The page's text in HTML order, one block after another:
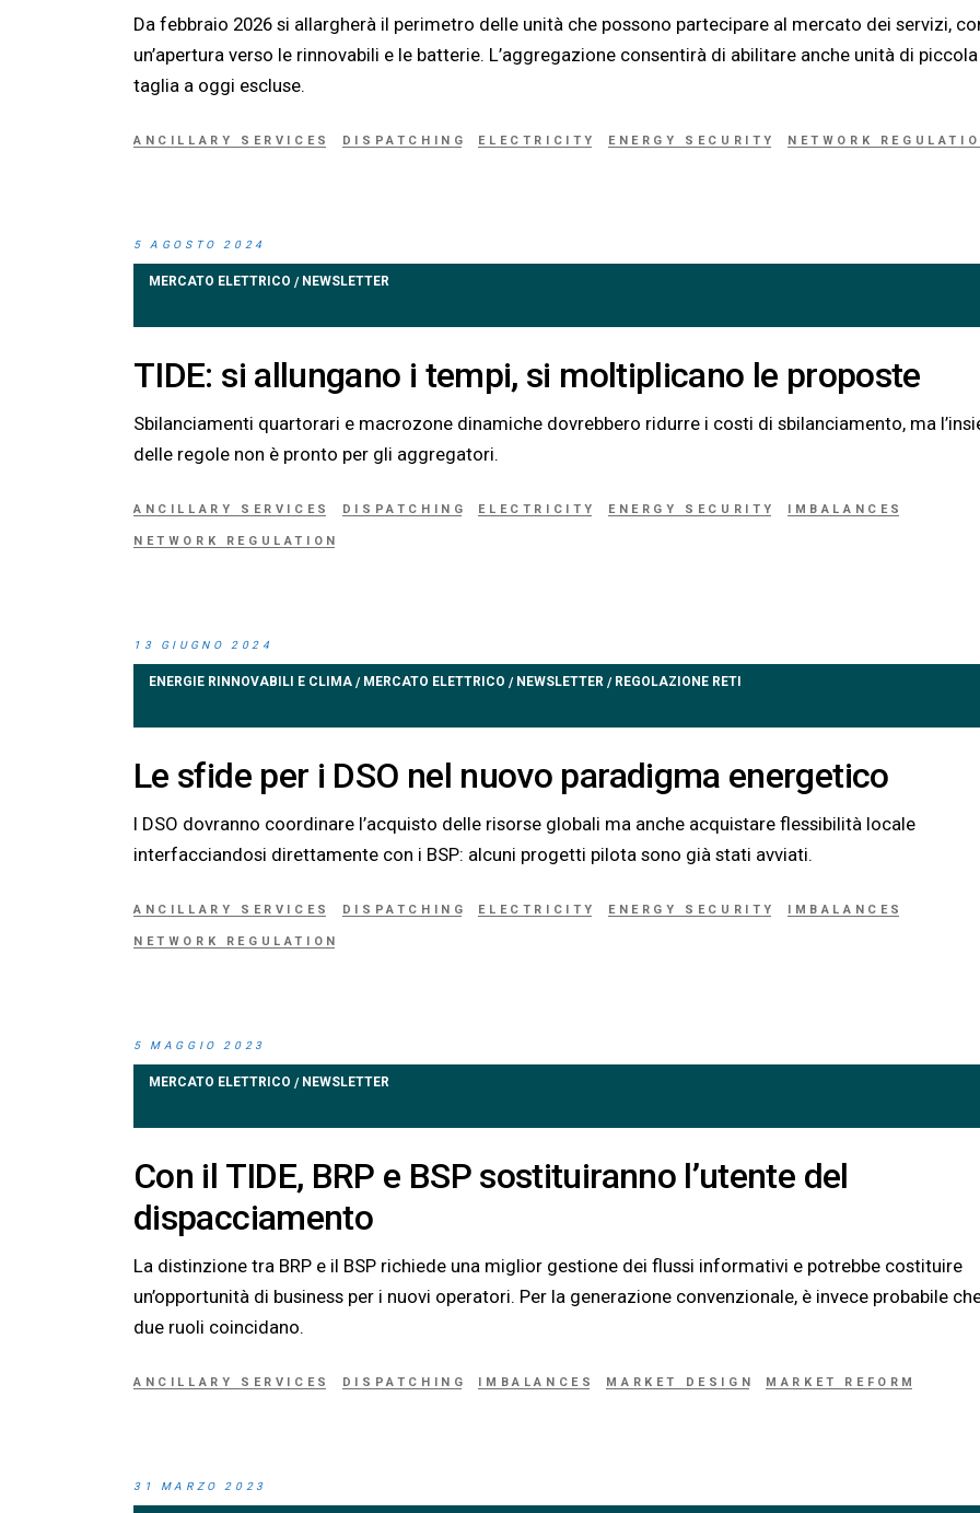
Da febbraio 2026 si allargherà il perimetro delle unità che possono partecipare al mercato dei servizi,
un’apertura verso le rinnovabili e le batterie. L’aggregazione consentirà di abilitare anche unità di piccola
taglia a oggi escluse.
ANCILLARY SERVICES DISPATCHING ELECTRICITY ENERGY SECURITY NETWORK
5 AGOSTO 2024
MERCATO ELETTRICO / NEWSLETTER
TIDE: si allungano i tempi, si moltiplicano le proposte
Sbilanciamenti quartorari e macrozone dinamiche dovrebbero ridurre i costi di sbilanciamento, ma
delle regole non è pronto per gli aggregatori.
ANCILLARY SERVICES DISPATCHING ELECTRICITY ENERGY SECURITY IMBALANCES
NETWORK REGULATION
13 GIUGNO 2024
ENERGIE RINNOVABILI E CLIMA / MERCATO ELETTRICO / NEWSLETTER / REGOLAZIONE RETI
Le sfide per i DSO nel nuovo paradigma energetico
I DSO dovranno coordinare l’acquisto delle risorse globali ma anche acquistare flessibilità locale
interfacciandosi direttamente con i BSP: alcuni progetti pilota sono già stati avviati.
ANCILLARY SERVICES DISPATCHING ELECTRICITY ENERGY SECURITY IMBALANCES
NETWORK REGULATION
5 MAGGIO 2023
MERCATO ELETTRICO / NEWSLETTER
Con il TIDE, BRP e BSP sostituiranno l’utente del
dispacciamento
La distinzione tra BRP e il BSP richiede una miglior gestione dei flussi informativi e potrebbe costituire
un’opportunità di business per i nuovi operatori. Per la generazione convenzionale, è invece probabile
due ruoli coincidano.
ANCILLARY SERVICES DISPATCHING IMBALANCES MARKET DESIGN MARKET REFORM
31 MARZO 2023